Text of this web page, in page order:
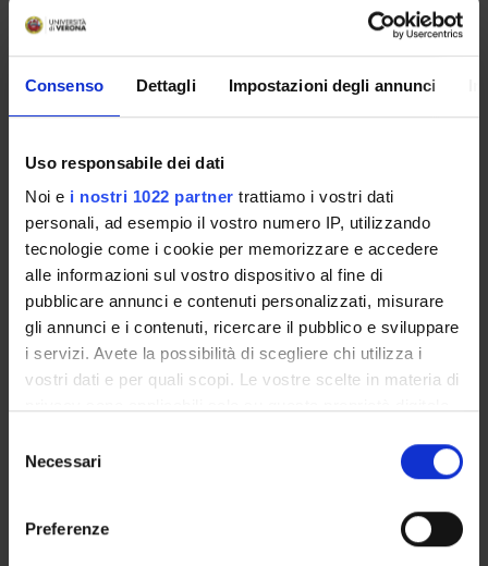
Consenso Dettagli Impostazioni degli annunci
Uso responsabile dei dati
Noi e i nostri 1022 partner trattiamo i vostri dati
personali, ad esempio il vostro numero IP, utilizzando
tecnologie come i cookie per memorizzare e accedere
alle informazioni sul vostro dispositivo al fine di
pubblicare annunci e contenuti personalizzati, misurare
gli annunci e i contenuti, ricercare il pubblico e sviluppare
i servizi. Avete la possibilità di scegliere chi utilizza i
vostri dati e per quali scopi. Le vostre scelte in materia di
modificare o revocare il proprio consenso in qualsiasi
momento dalla Dichiarazione sui cookie o facendo clic
delNecessari
Preferenze
Francesco Amaddeo
Member
ORGANISATION
GOVERNANCE
COMMITTEES